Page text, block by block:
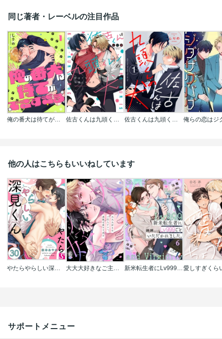
同じ著者・レーベルの注目作品
俺の番犬は待てができすぎる(分冊版) 佐古くんは九頭くんの犬【電子限定特典付き】【コミックス版】 佐古くんは九頭くんの犬【分冊版】
他の人はこちらもいいねしています
サポートメニュー